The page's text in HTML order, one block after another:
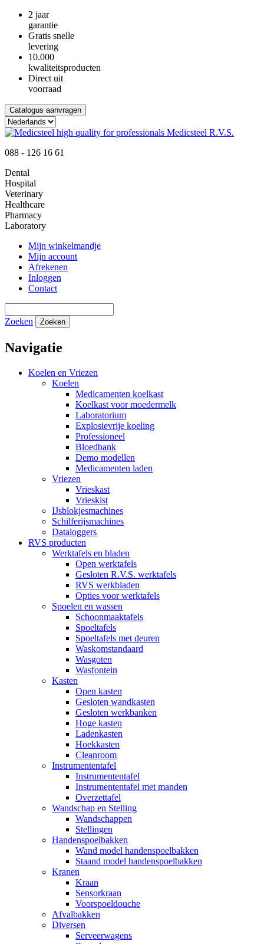
2 jaar
garantie
Gratis snelle
levering
10.000
kwaliteitsproducten
Direct uit
voorraad
Catalogus aanvragen
088 - 126 16 61
Dental
Hospital
Veterinary
Healthcare
Pharmacy
Laboratory
Mijn winkelmandje
Mijn account
Afrekenen
Inloggen
Contact
Zoeken Zoeken
Navigatie
Koelen en Vriezen
Koelen
Medicamenten koelkast
Koelkast voor moedermelk
Laboratorium
Explosievrije koeling
Professioneel
Bloedbank
Demo modellen
Medicamenten laden
Vriezen
Vrieskast
Vrieskist
IJsblokjesmachines
Schilferijsmachines
Dataloggers
RVS producten
Werktafels en bladen
Open werktafels
Gesloten R.V.S. werktafels
RVS werkbladen
Opties voor werktafels
Spoelen en wassen
Schoonmaaktafels
Spoeltafels
Spoeltafels met deuren
Waskomstandaard
Wasgoten
Wasfontein
Kasten
Open kasten
Gesloten wandkasten
Gesloten werkbanken
Hoge kasten
Ladenkasten
Hoekkasten
Cleanroom
Instrumententafel
Instrumententafel
Instrumententafel met manden
Overzettafel
Wandschap en Stelling
Wandschappen
Stellingen
Handenspoelbakken
Wand model handenspoelbakken
Staand model handenspoelbakken
Kranen
Kraan
Sensorkraan
Voorspoeldouche
Afvalbakken
Diversen
Serveerwagens